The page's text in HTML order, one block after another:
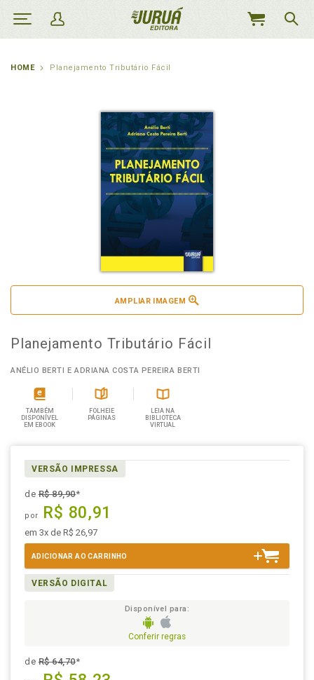
MEU
HOME Planejamento Tributário Fácil
AMPLIAR IMAGEM
Planejamento Tributário Fácil
ANÉLIO BERTI E ADRIANA COSTA PEREIRA BERTI
TAMBÉM
DISPONÍVEL
EM EBOOK
FOLHEIE
PÁGINAS
LEIA NA
BIBLIOTECA
VIRTUAL
VERSÃO IMPRESSA
deR$ 89,90*
por R$ 80,91
em 3x de R$ 26,97
ADICIONAR AO CARRINHO
VERSÃO DIGITAL
Disponível para:
Conferir regras
deR$ 64,70*